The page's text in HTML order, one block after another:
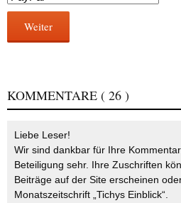
Weiter
KOMMENTARE ( 26 )
Liebe Leser!
Wir sind dankbar für Ihre
Beteiligung sehr. Ihre Zuschriften
Beiträge auf der Site erscheinen
Monatszeitschrift „Tichys Einblick“.